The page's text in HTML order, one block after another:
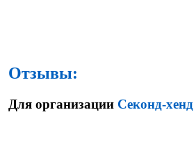
Отзывы:
Для организации Секонд-хенд